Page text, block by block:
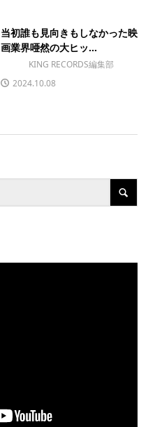
当初誰も見向きもしなかった映
画業界唖然の大ヒッ...
KING RECORDS編集部
2024.10.08